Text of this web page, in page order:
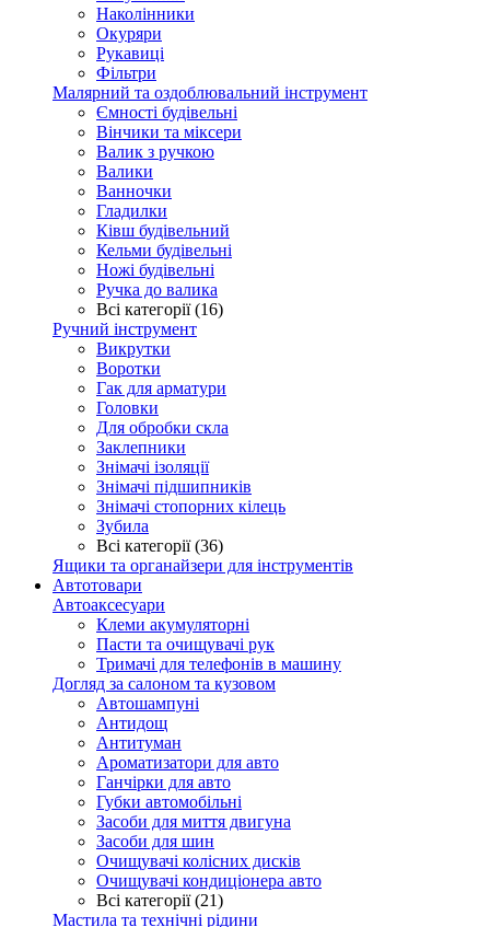
Наколінники
Окуряри
Рукавиці
Фільтри
Малярний та оздоблювальний інструмент
Ємності будівельні
Вінчики та міксери
Валик з ручкою
Валики
Ванночки
Гладилки
Ківш будівельний
Кельми будівельні
Ножі будівельні
Ручка до валика
Всі категорії (16)
Ручний інструмент
Викрутки
Воротки
Гак для арматури
Головки
Для обробки скла
Заклепники
Знімачі ізоляції
Знімачі підшипників
Знімачі стопорних кілець
Зубила
Всі категорії (36)
Ящики та органайзери для інструментів
Автотовари
Автоаксесуари
Клеми акумуляторні
Пасти та очищувачі рук
Тримачі для телефонів в машину
Догляд за салоном та кузовом
Автошампуні
Антидощ
Антитуман
Ароматизатори для авто
Ганчірки для авто
Губки автомобільні
Засоби для миття двигуна
Засоби для шин
Очищувачі колісних дисків
Очищувачі кондиціонера авто
Всі категорії (21)
Мастила та технічні рідини